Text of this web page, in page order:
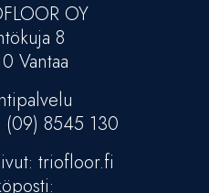
OY
8
Vantaa
(09) 8545 130
triofloor.fi